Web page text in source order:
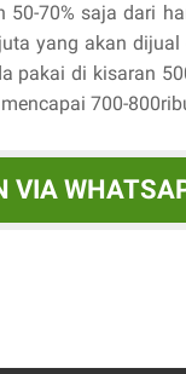
70% saja dari
yang akan
pakai di kisaran
700-
VIA